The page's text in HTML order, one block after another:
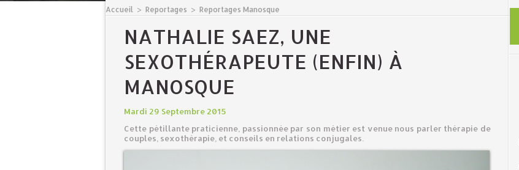
Accueil > Reportages > Reportages Manosque
NATHALIE SAEZ, UNE
SEXOTHÉRAPEUTE (ENFIN) À
MANOSQUE
Mardi 29 Septembre 2015
Cette pétillante praticienne, passionnée par son métier est venue nous parler thérapie de
couples, sexothérapie, et conseils en relations conjugales.